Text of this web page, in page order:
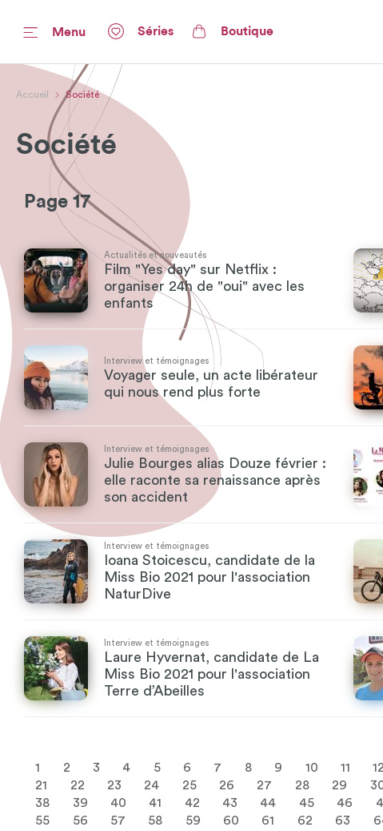
Menu Séries Boutique
Accueil Société
Société
Page 17
Actualités et nouveautés
Film "Yes day" sur Netflix :
organiser 24h de "oui" avec les
enfants
Interview et témoignages
Voyager seule, un acte libérateur
qui nous rend plus forte
Interview et témoignages
Julie Bourges alias Douze février :
elle raconte sa renaissance après
son accident
Interview et témoignages
Ioana Stoicescu, candidate de la
Miss Bio 2021 pour l'association
NaturDive
Interview et témoignages
Laure Hyvernat, candidate de La
Miss Bio 2021 pour l'association
Terre d’Abeilles
1 2 3 4 5 6 7 8 9 10 11 12
21
22 23 24 25 26 27 28 29
38
39 40 41 42 43 44 45 46
55
56 57 58 59 60 61 62 63